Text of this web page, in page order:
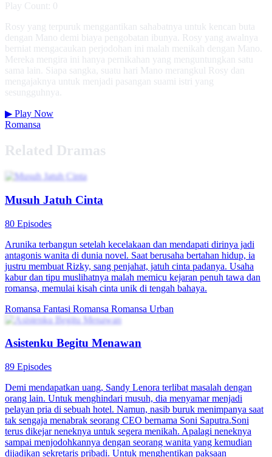
Play Count: 0
Rosy yang terpuruk menggantikan sahabatnya untuk kencan buta
dengan Mano demi biaya pengobatan ibunya. Rosy yang awalnya
berniat mengacaukan perjodohan ini malah menikah dengan Mano.
Mereka mengira ini hanya pernikahan yang menguntungkan satu
sama lain. Siapa sangka, suatu hari Mano merangkul Rosy dan
mengajaknya untuk menjadi pasangan suami istri yang
sesungguhnya.
▶ Play Now
Romansa
Related Dramas
Musuh Jatuh Cinta
80 Episodes
Arunika terbangun setelah kecelakaan dan mendapati dirinya jadi
antagonis wanita di dunia novel. Saat berusaha bertahan hidup, ia
justru membuat Rizky, sang penjahat, jatuh cinta padanya. Usaha
kabur dan tipu muslihatnya malah memicu kejaran penuh tawa dan
romansa, memulai kisah cinta unik di tengah bahaya.
Romansa Fantasi Romansa Romansa Urban
Asistenku Begitu Menawan
89 Episodes
Demi mendapatkan uang, Sandy Lenora terlibat masalah dengan
orang lain. Untuk menghindari musuh, dia menyamar menjadi
pelayan pria di sebuah hotel. Namun, nasib buruk menimpanya saat
tak sengaja menabrak seorang CEO bernama Soni Saputra.Soni
terus dikejar neneknya untuk segera menikah. Apalagi neneknya
sampai menjodohkannya dengan seorang wanita yang kemudian
dijadikan sekretaris pribadi. Untuk menghentikan paksaan